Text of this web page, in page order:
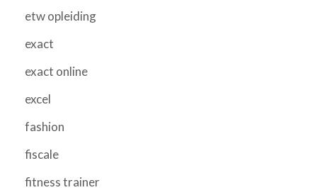
etw opleiding
exact
exact online
excel
fashion
fiscale
fitness trainer